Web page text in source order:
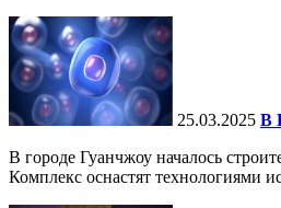
25.03.2025 В
В городе Гуанчжоу началось
Комплекс оснастят технологиями